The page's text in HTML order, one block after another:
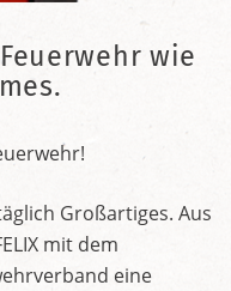
wie
Großartiges. Aus
mit dem
eine